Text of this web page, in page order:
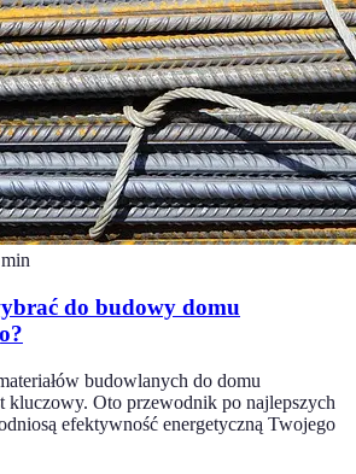
min
do budowy domu
budowlanych do domu
kluczowy. Oto przewodnik po najlepszych
efektywność energetyczną Twojego